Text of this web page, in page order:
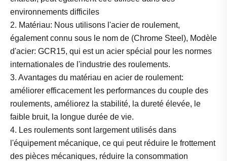
environnements difficiles
2. Matériau: Nous utilisons l'acier de roulement,
également connu sous le nom de (Chrome Steel), Modèle
d'acier: GCR15, qui est un acier spécial pour les normes
internationales de l'industrie des roulements.
3. Avantages du matériau en acier de roulement:
améliorer efficacement les performances du couple des
roulements, améliorez la stabilité, la dureté élevée, le
faible bruit, la longue durée de vie.
4. Les roulements sont largement utilisés dans
l'équipement mécanique, ce qui peut réduire le frottement
des pièces mécaniques, réduire la consommation